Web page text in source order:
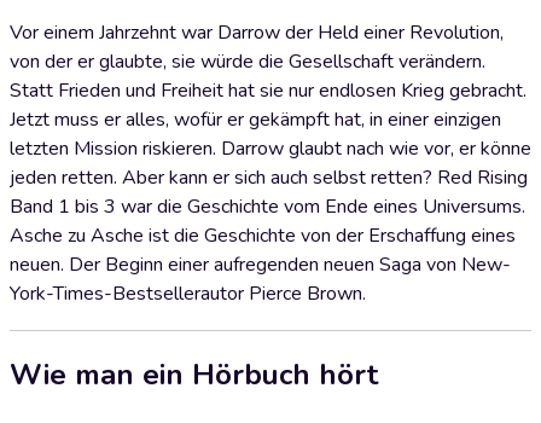
Vor einem Jahrzehnt war Darrow der Held einer Revolution,
von der er glaubte, sie würde die Gesellschaft verändern.
Statt Frieden und Freiheit hat sie nur endlosen Krieg gebracht.
Jetzt muss er alles, wofür er gekämpft hat, in einer einzigen
letzten Mission riskieren. Darrow glaubt nach wie vor, er könne
jeden retten. Aber kann er sich auch selbst retten? Red Rising
Band 1 bis 3 war die Geschichte vom Ende eines Universums.
Asche zu Asche ist die Geschichte von der Erschaffung eines
neuen. Der Beginn einer aufregenden neuen Saga von New-
York-Times-Bestsellerautor Pierce Brown.
Wie man ein Hörbuch hört